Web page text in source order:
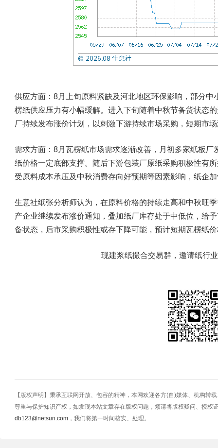
供应方面： 8月上旬原料紧缺及河北地区环保影响，部分
楞纸供应压力有小幅缓解。进入下旬随着中秋节备货状态
厂持续发布涨价计划，以刺激下游持续市场采购，短期市
需求方面： 8月瓦楞纸市场需求逐渐改善，月初多家纸板
纸价格一定底部支撑。随后下游包装厂原纸采购积极性有
受原料成本承压及中秋消费存向好预期等因素影响，纸企
生意社纸张分析师认为，在原料价格的持续走高和中秋旺
产企业继续发布涨价通知，叠加纸厂库存处于中低位，给
备状态，后市采购积极性或存下降可能，预计短期瓦楞纸
现建浆纸撮合交易群，邀请纸行
【版权声明】秉承互联网开放、包容的精神，本网欢迎各方(自)媒体、机构转
尊重与保护知识产权，如发现本站文章存在版权问题，烦请将版权疑问、授权
db123@netsun.com ，我们将第一时间核实、处理。